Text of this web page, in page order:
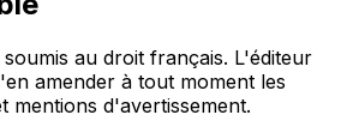
au droit français. L'éditeur
amender à tout moment les
mentions d'avertissement.